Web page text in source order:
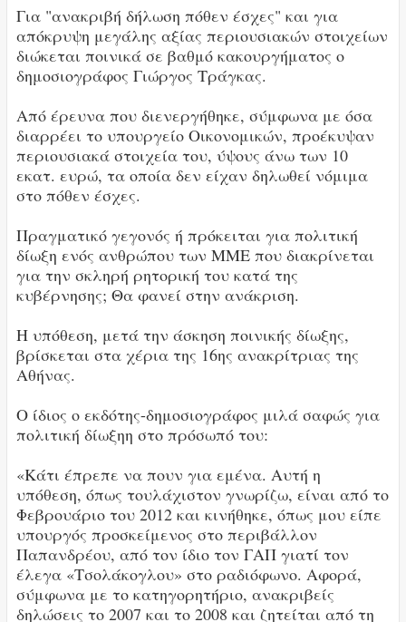
Για "ανακριβή δήλωση πόθεν έσχες" και για
απόκρυψη μεγάλης αξίας περιουσιακών στοιχείων
διώκεται ποινικά σε βαθμό κακουργήματος ο
δημοσιογράφος Γιώργος Τράγκας.
Από έρευνα που διενεργήθηκε, σύμφωνα με όσα
διαρρέει το υπουργείο Οικονομικών, προέκυψαν
περιουσιακά στοιχεία του, ύψους άνω των 10
εκατ. ευρώ, τα οποία δεν είχαν δηλωθεί νόμιμα
στο πόθεν έσχες.
Πραγματικό γεγονός ή πρόκειται για πολιτική
δίωξη ενός ανθρώπου των ΜΜΕ που διακρίνεται
για την σκληρή ρητορική του κατά της
κυβέρνησης; Θα φανεί στην ανάκριση.
Η υπόθεση, μετά την άσκηση ποινικής δίωξης,
βρίσκεται στα χέρια της 16ης ανακρίτριας της
Αθήνας.
Ο ίδιος ο εκδότης-δημοσιογράφος μιλά σαφώς για
πολιτική δίωξηη στο πρόσωπό του:
«Κάτι έπρεπε να πουν για εμένα. Αυτή η
υπόθεση, όπως τουλάχιστον γνωρίζω, είναι από το
Φεβρουάριο του 2012 και κινήθηκε, όπως μου είπε
υπουργός προσκείμενος στο περιβάλλον
Παπανδρέου, από τον ίδιο τον ΓΑΠ γιατί τον
έλεγα «Τσολάκογλου» στο ραδιόφωνο. Αφορά,
σύμφωνα με το κατηγορητήριο, ανακριβείς
δηλώσεις το 2007 και το 2008 και ζητείται από τη